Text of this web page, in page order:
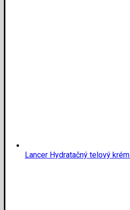
Lancer Hydratačný telový krém